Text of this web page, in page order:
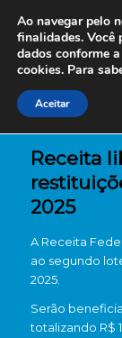
Receita
2025
A Receita
ao segundo
2025.
Serão
totalizando R$
Ao navegar pelo
finalidades. Você
dados conforme
cookies. Para
Aceitar